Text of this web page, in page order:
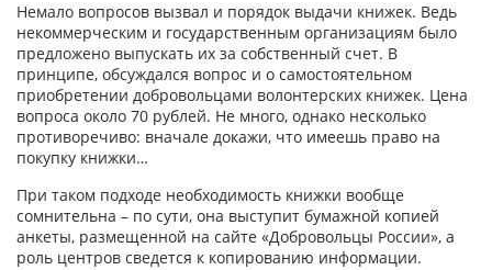
Немало вопросов вызвал и порядок выдачи книжек. Ведь
некоммерческим и государственным организациям было
предложено выпускать их за собственный счет. В
принципе, обсуждался вопрос и о самостоятельном
приобретении добровольцами волонтерских книжек. Цена
вопроса около 70 рублей. Не много, однако несколько
противоречиво: вначале докажи, что имеешь право на
покупку книжки…
При таком подходе необходимость книжки вообще
сомнительна – по сути, она выступит бумажной копией
анкеты, размещенной на сайте «Добровольцы России», а
роль центров сведется к копированию информации.